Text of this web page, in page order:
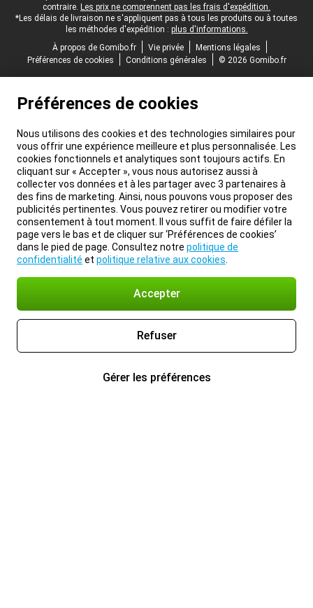
contraire. Les prix ne comprennent pas les frais d'expédition.
*Les délais de livraison ne s'appliquent pas à tous les produits ou à toutes
les méthodes d'expédition : plus d'informations.
À propos de Gomibo.fr
Vie privée
Mentions légales
Préférences de cookies
Conditions générales © 2026 Gomibo.fr
Préférences de cookies
Nous utilisons des cookies et des technologies similaires pour
vous offrir une expérience meilleure et plus personnalisée. Les
cookies fonctionnels et analytiques sont toujours actifs. En
cliquant sur « Accepter », vous nous autorisez aussi à
collecter vos données et à les partager avec 3 partenaires à
des fins de marketing. Ainsi, nous pouvons vous proposer des
publicités pertinentes. Vous pouvez retirer ou modifier votre
consentement à tout moment. Il vous suffit de faire défiler la
page vers le bas et de cliquer sur ‘Préférences de cookies’
dans le pied de page. Consultez notre politique de
confidentialité et politique relative aux cookies
Accepter
Refuser
Gérer les préférences